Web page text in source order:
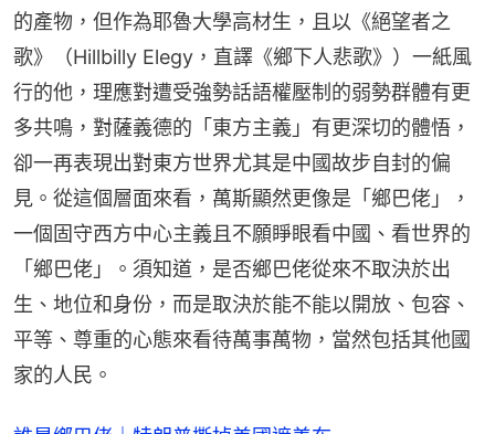
的產物，但作為耶魯大學高材生，且以《絕望者之
歌》（Hillbilly Elegy，直譯《鄉下人悲歌》）一紙風
行的他，理應對遭受強勢話語權壓制的弱勢群體有更
多共鳴，對薩義德的「東方主義」有更深切的體悟，
卻一再表現出對東方世界尤其是中國故步自封的偏
見。從這個層面來看，萬斯顯然更像是「鄉巴佬」，
一個固守西方中心主義且不願睜眼看中國、看世界的
「鄉巴佬」。須知道，是否鄉巴佬從來不取決於出
生、地位和身份，而是取決於能不能以開放、包容、
平等、尊重的心態來看待萬事萬物，當然包括其他國
家的人民。